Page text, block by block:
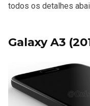
todos os detalhes
Galaxy A3